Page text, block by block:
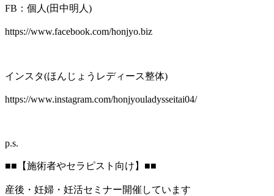
FB：個人(田中明人)
https://www.facebook.com/honjyo.biz
インスタ(ほんじょうレディース整体)
https://www.instagram.com/honjyouladysseitai04/
p.s.
■■【施術者やセラピスト向け】■■
産後・妊婦・妊活セミナー開催しています